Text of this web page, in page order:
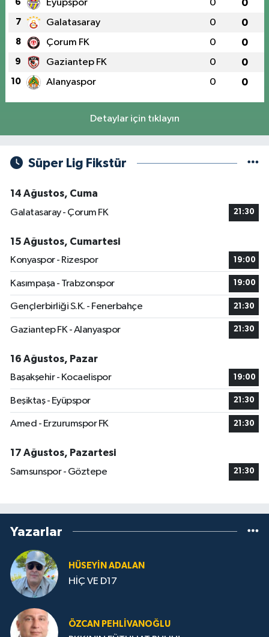
6 Eyüpspor 0 0
7 Galatasaray 0 0
8 Çorum FK 0 0
9 Gaziantep FK 0 0
10 Alanyaspor 0 0
Detaylar için tıklayın
Süper Lig Fikstür
14 Ağustos, Cuma
Galatasaray - Çorum FK
21:30
15 Ağustos, Cumartesi
Konyaspor - Rizespor
19:00
Kasımpaşa - Trabzonspor 19:00
Gençlerbirliği S.K. - Fenerbahçe 21:30
Gaziantep FK - Alanyaspor 21:30
16 Ağustos, Pazar
Başakşehir - Kocaelispor
19:00
Beşiktaş - Eyüpspor 21:30
Amed - Erzurumspor FK 21:30
17 Ağustos, Pazartesi
Samsunspor - Göztepe
21:30
Yazarlar
HÜSEYIN ADALAN
HİÇ VE D17
ÖZCAN PEHLIVANOĞLU